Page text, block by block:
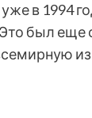
в 1994
Это был